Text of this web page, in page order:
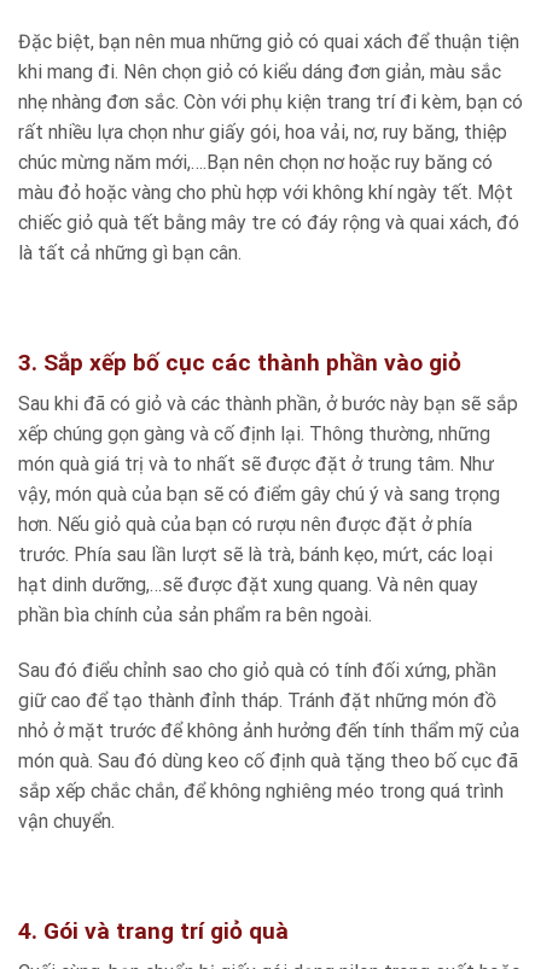
Đặc biệt, bạn nên mua những giỏ có quai xách để thuận tiện
khi mang đi. Nên chọn giỏ có kiểu dáng đơn giản, màu sắc
nhẹ nhàng đơn sắc. Còn với phụ kiện trang trí đi kèm, bạn có
rất nhiều lựa chọn như giấy gói, hoa vải, nơ, ruy băng, thiệp
chúc mừng năm mới,….Bạn nên chọn nơ hoặc ruy băng có
màu đỏ hoặc vàng cho phù hợp với không khí ngày tết. Một
chiếc giỏ quà tết bằng mây tre có đáy rộng và quai xách, đó
là tất cả những gì bạn cân.
3. Sắp xếp bố cục các thành phần vào giỏ
Sau khi đã có giỏ và các thành phần, ở bước này bạn sẽ sắp
xếp chúng gọn gàng và cố định lại. Thông thường, những
món quà giá trị và to nhất sẽ được đặt ở trung tâm. Như
vậy, món quà của bạn sẽ có điểm gây chú ý và sang trọng
hơn. Nếu giỏ quà của bạn có rượu nên được đặt ở phía
trước. Phía sau lần lượt sẽ là trà, bánh kẹo, mứt, các loại
hạt dinh dưỡng,…sẽ được đặt xung quang. Và nên quay
phần bìa chính của sản phẩm ra bên ngoài.
Sau đó điểu chỉnh sao cho giỏ quà có tính đối xứng, phần
giữ cao để tạo thành đỉnh tháp. Tránh đặt những món đồ
nhỏ ở mặt trước để không ảnh hưởng đến tính thẩm mỹ của
món quà. Sau đó dùng keo cố định quà tặng theo bố cục đã
sắp xếp chắc chắn, để không nghiêng méo trong quá trình
vận chuyển.
4. Gói và trang trí giỏ quà